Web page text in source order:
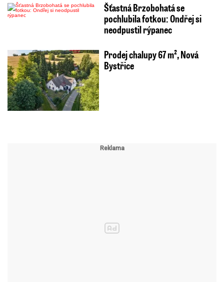
Šťastná Brzobohatá se
pochlubila fotkou: Ondřej si
neodpustil rýpanec
Prodej chalupy 67 m², Nová
Bystřice